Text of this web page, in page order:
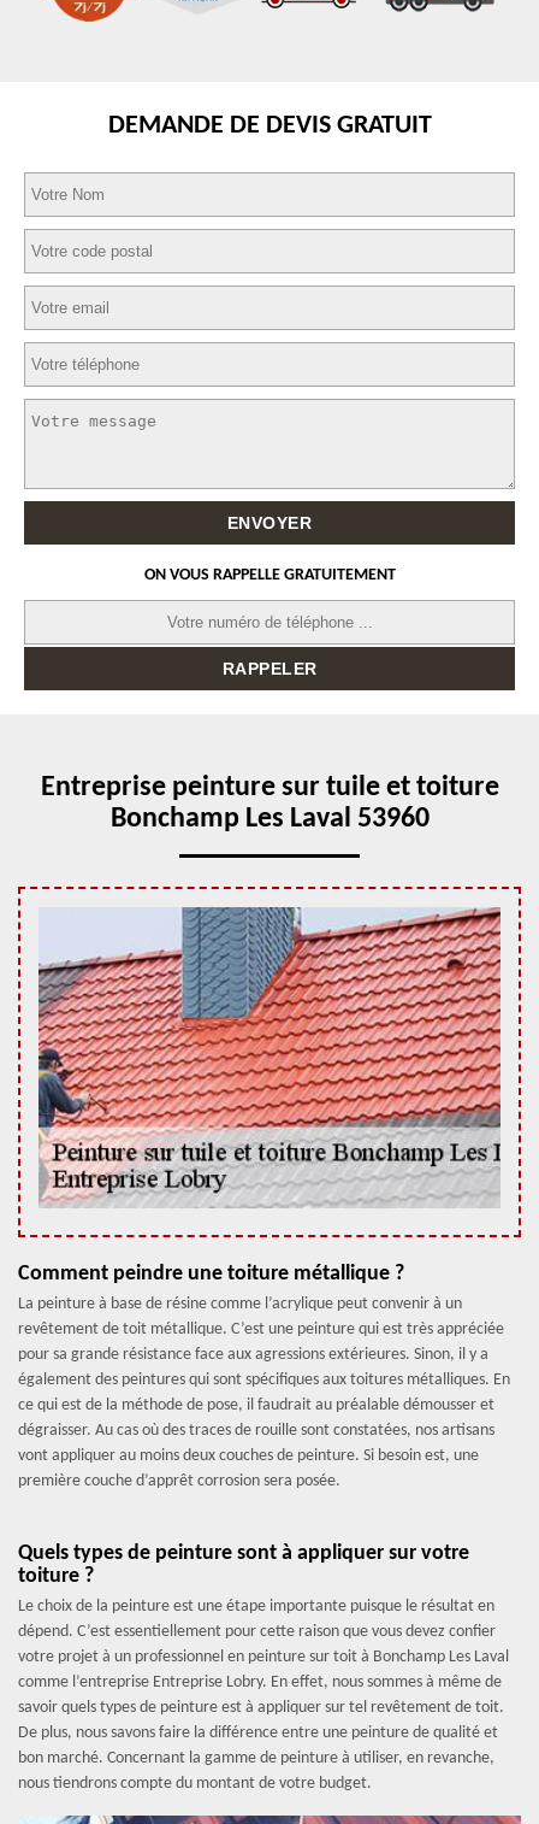
DEMANDE DE DEVIS GRATUIT
ON VOUS RAPPELLE GRATUITEMENT
Entreprise peinture sur tuile et toiture
Bonchamp Les Laval 53960
Comment peindre une toiture métallique ?
La peinture à base de résine comme l’acrylique peut convenir à un
revêtement de toit métallique. C’est une peinture qui est très appréciée
pour sa grande résistance face aux agressions extérieures. Sinon, il y a
également des peintures qui sont spécifiques aux toitures métalliques. En
ce qui est de la méthode de pose, il faudrait au préalable démousser et
dégraisser. Au cas où des traces de rouille sont constatées, nos artisans
vont appliquer au moins deux couches de peinture. Si besoin est, une
première couche d’apprêt corrosion sera posée.
Quels types de peinture sont à appliquer sur votre
toiture ?
Le choix de la peinture est une étape importante puisque le résultat en
dépend. C’est essentiellement pour cette raison que vous devez confier
votre projet à un professionnel en peinture sur toit à Bonchamp Les Laval
comme l’entreprise Entreprise Lobry. En effet, nous sommes à même de
savoir quels types de peinture est à appliquer sur tel revêtement de toit.
De plus, nous savons faire la différence entre une peinture de qualité et
bon marché. Concernant la gamme de peinture à utiliser, en revanche,
nous tiendrons compte du montant de votre budget.